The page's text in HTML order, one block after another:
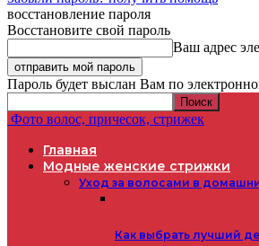
восстановление пароля
Восстановите свой пароль
Ваш адрес
Пароль будет выслан Вам по
Фото волос, причесок, стрижек
Главная
Модные женские стрижки
Уход за волосами в
Как выбрать лучший